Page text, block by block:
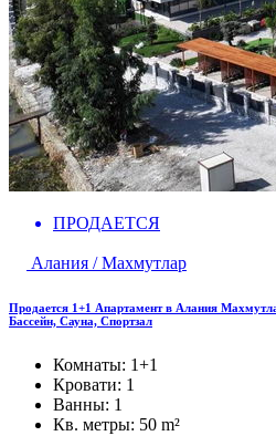
ПРОДАЕТСЯ
Алания / Махмутлар
Продается 1+1 Апартамент в Алания
Бассейн, Сауна, Спортзал
Комнаты: 1+1
Кровати: 1
Ванны: 1
Кв. метры: 50 m²